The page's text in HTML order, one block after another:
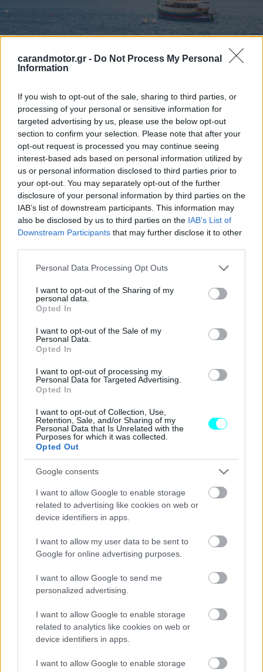
carandmotor.gr - Do Not Process My Personal
Information
If you wish to opt-out of the sale, sharing to third parties, or
processing of your personal or sensitive information for
targeted advertising by us, please use the below opt-out
section to confirm your selection. Please note that after your
opt-out request is processed you may continue seeing
interest-based ads based on personal information utilized by
us or personal information disclosed to third parties prior to
your opt-out. You may separately opt-out of the further
disclosure of your personal information by third parties on the
IAB’s list of downstream participants. This information may
also be disclosed by us to third parties on the IAB’s List of
Downstream Participants that may further disclose it to other
Please note that this website/app uses one or more Google
not limited to your visit or usage behaviour. You may click to
grant or deny consent to Google and its third-party tags to
use your data for below specified purposes in below Google
consent section.
Personal Data Processing Opt Outs
I want to opt-out of the Sharing of my
personal data.
Opted In
I want to opt-out of the Sale of my
Personal Data.
Opted In
I want to opt-out of processing my
Personal Data for Targeted Advertising.
Opted In
I want to opt-out of Collection, Use,
Retention, Sale, and/or Sharing of my
Personal Data that Is Unrelated with the
Purposes for which it was collected.
Opted Out
Google consents
I want to allow Google to enable storage
related to advertising like cookies on web or
device identifiers in apps.
I want to allow my user data to be sent to
Google for online advertising purposes.
I want to allow Google to send me
personalized advertising.
I want to allow Google to enable storage
related to analytics like cookies on web or
device identifiers in apps.
I want to allow Google to enable storage
Μάλιστατο 2024 η Μάλτα σημείωσε τον δεύτερο
υψηλότερο αριθμό καταχωρημένων νέων
ηλεκτρικών οχημάτων στην ΕΕ,
13,6%.